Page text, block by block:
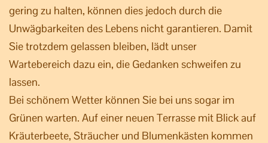
gering zu halten, können dies jedoch durch die
Unwägbarkeiten des Lebens nicht garantieren. Damit
Sie trotzdem gelassen bleiben, lädt unser
Wartebereich dazu ein, die Gedanken schweifen zu
lassen.
Bei schönem Wetter können Sie bei uns sogar im
Grünen warten. Auf einer neuen Terrasse mit Blick auf
Kräuterbeete, Sträucher und Blumenkästen kommen